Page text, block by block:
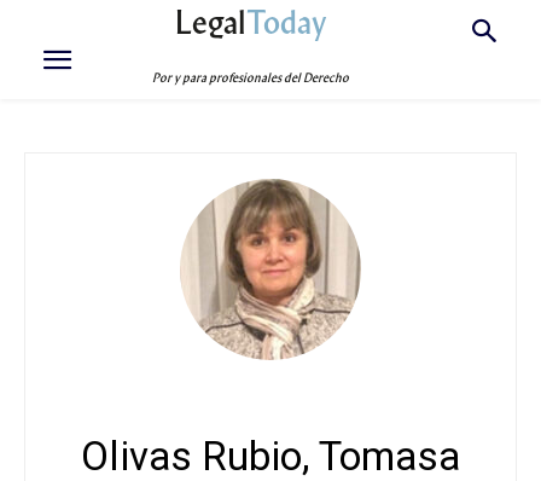
LegalToday
Por y para profesionales del Derecho
Olivas Rubio, Tomasa